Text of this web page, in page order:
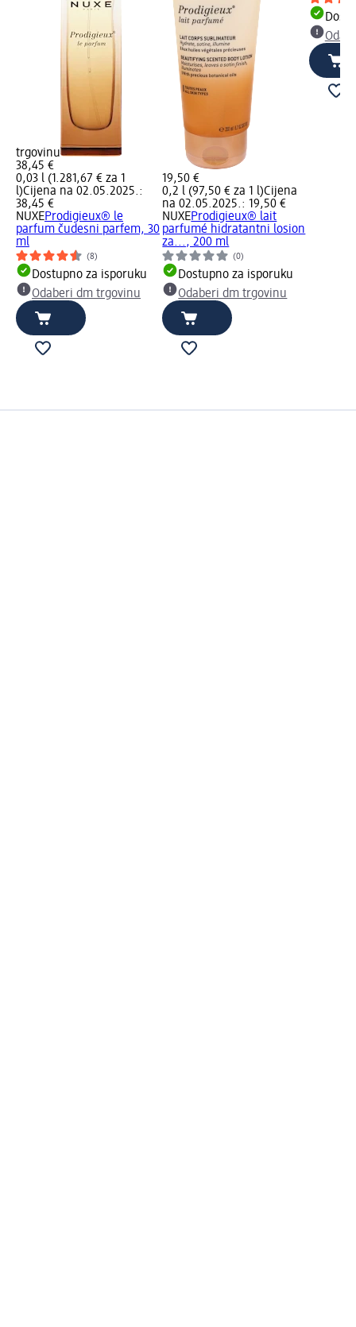
trgovinu
38,45 €
0,03 l (1.281,67 € za 1
l)Cijena na 02.05.2025.:
38,45 €
NUXEProdigieux® le
parfum čudesni parfem, 30
ml
(8)
Dostupno za isporuku
Odaberi dm trgovinu
19,50 €
0,2 l (97,50 € za 1 l)Cijena
na 02.05.2025.: 19,50 €
NUXEProdigieux® lait
parfumé hidratantni losion
za..., 200 ml
(0)
Dostupno za isporuku
Odaberi dm trgovinu